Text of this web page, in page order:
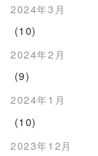
2024年3月
(10)
2024年2月
(9)
2024年1月
(10)
2023年12月